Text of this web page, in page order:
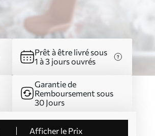
Prêt à être livré sous
1 à 3 jours ouvrés
Garantie de
Remboursement sous
30 Jours
Afficher le Prix